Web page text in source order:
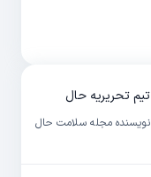
تیم تحریریه حال
نویسنده مجله سلامت حال